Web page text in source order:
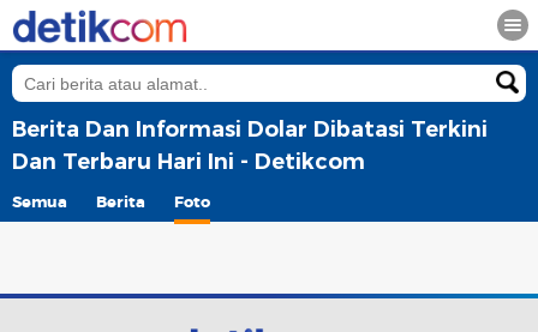
Berita Dan Informasi Dolar Dibatasi Terkini
Dan Terbaru Hari Ini - Detikcom
Semua Berita Foto